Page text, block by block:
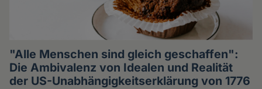
"Alle Menschen sind gleich geschaffen":
Die Ambivalenz von Idealen und Realität
der US-Unabhängigkeitserklärung von 1776